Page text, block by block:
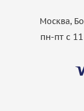
Москва,
пн-пт с